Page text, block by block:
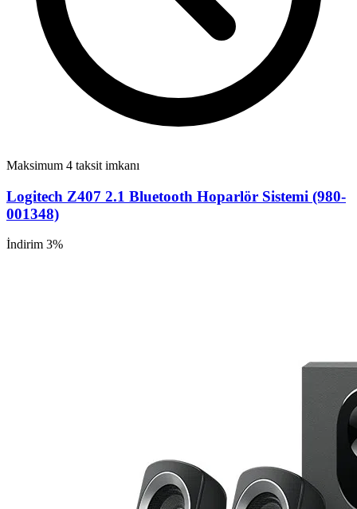
Maksimum 4 taksit imkanı
Logitech Z407 2.1 Bluetooth Hoparlör Sistemi (980-
001348)
İndirim 3%